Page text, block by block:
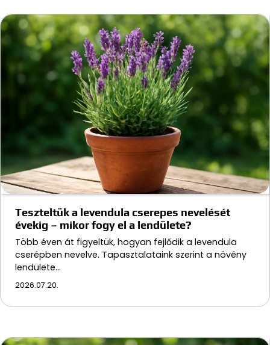
Teszteltük a levendula cserepes nevelését
évekig – mikor fogy el a lendülete?
Több éven át figyeltük, hogyan fejlődik a levendula
cserépben nevelve. Tapasztalataink szerint a növény
lendülete…
2026.07.20.